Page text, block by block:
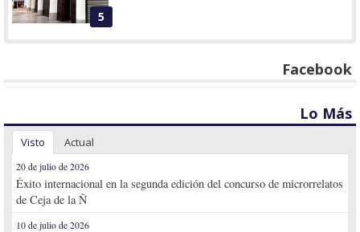
5
Facebook
Lo Más
Visto Actual
20 de julio de 2026
Éxito internacional en la segunda edición del concurso de microrrelatos
de Ceja de la Ñ
10 de julio de 2026